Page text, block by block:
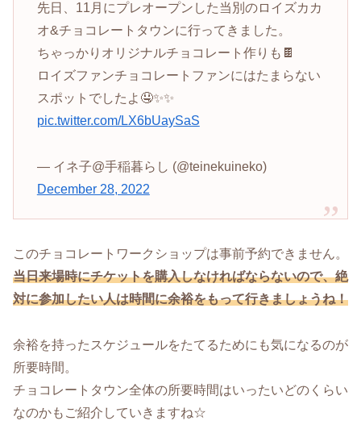
先日、11月にプレオープンした当別のロイズカカ
オ&チョコレートタウンに行ってきました。
ちゃっかりオリジナルチョコレート作りも🍫
ロイズファンチョコレートファンにはたまらない
スポットでしたよ🤤✨✨
pic.twitter.com/LX6bUaySaS
— イネ子@手稲暮らし (@teinekuineko)
December 28, 2022
このチョコレートワークショップは事前予約できません。
当日来場時にチケットを購入しなければならないので、絶
対に参加したい人は時間に余裕をもって行きましょうね！
余裕を持ったスケジュールをたてるためにも気になるのが
所要時間。
チョコレートタウン全体の所要時間はいったいどのくらい
なのかもご紹介していきますね☆